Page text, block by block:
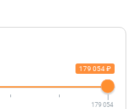
179 054 ₽
179 054